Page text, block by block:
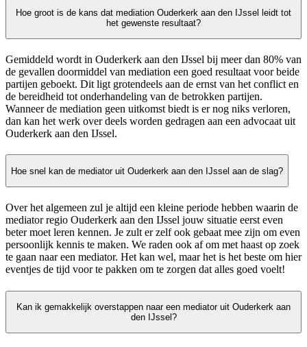
Hoe groot is de kans dat mediation Ouderkerk aan den IJssel leidt tot
het gewenste resultaat?
Gemiddeld wordt in Ouderkerk aan den IJssel bij meer dan 80% van
de gevallen doormiddel van mediation een goed resultaat voor beide
partijen geboekt. Dit ligt grotendeels aan de ernst van het conflict en
de bereidheid tot onderhandeling van de betrokken partijen.
Wanneer de mediation geen uitkomst biedt is er nog niks verloren,
dan kan het werk over deels worden gedragen aan een advocaat uit
Ouderkerk aan den IJssel.
Hoe snel kan de mediator uit Ouderkerk aan den IJssel aan de slag?
Over het algemeen zul je altijd een kleine periode hebben waarin de
mediator regio Ouderkerk aan den IJssel jouw situatie eerst even
beter moet leren kennen. Je zult er zelf ook gebaat mee zijn om even
persoonlijk kennis te maken. We raden ook af om met haast op zoek
te gaan naar een mediator. Het kan wel, maar het is het beste om hier
eventjes de tijd voor te pakken om te zorgen dat alles goed voelt!
Kan ik gemakkelijk overstappen naar een mediator uit Ouderkerk aan
den IJssel?